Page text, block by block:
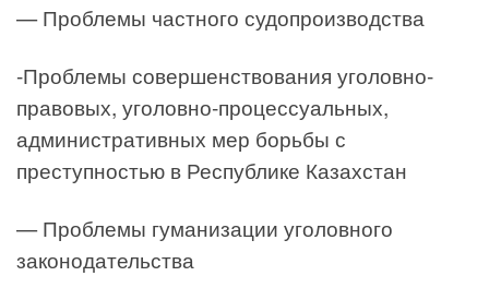
— Проблемы частного судопроизводства
-Проблемы совершенствования уголовно-
правовых, уголовно-процессуальных,
административных мер борьбы с
преступностью в Республике Казахстан
— Проблемы гуманизации уголовного
законодательства